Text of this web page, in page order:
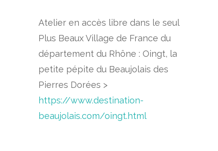
Atelier en accès libre dans le seul
Plus Beaux Village de France du
département du Rhône : Oingt, la
petite pépite du Beaujolais des
Pierres Dorées >
https://www.destination-
beaujolais.com/oingt.html